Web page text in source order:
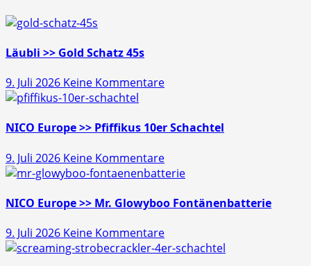
Läubli >> Gold Schatz 45s
9. Juli 2026 Keine Kommentarezu
Gold
45s
NICO Europe >> Pfiffikus 10er Schachtel
9. Juli 2026 Keine Kommentarezu
NICO
>>
10er
Schachtel
NICO Europe >> Mr. Glowyboo Fontänenbatterie
9. Juli 2026 Keine Kommentarezu
NICO